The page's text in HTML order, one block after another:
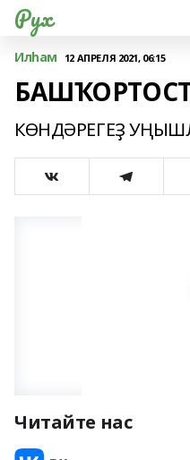
Рух
Илһам 12 АПРЕЛЯ 2021, 06:15
КӨНДӘРЕГЕҘ
Читайте нас